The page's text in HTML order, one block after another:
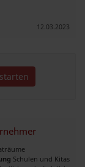
12.03.2023
Schulen und Kitas